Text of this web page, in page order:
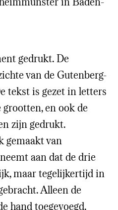
gedrukt. De
van de Gutenberg-
tekst is gezet in letters
en ook de
zijn gedrukt.
gemaakt van
aan dat de drie
maar tegelijkertijd in
Alleen de
hand toegevoegd.